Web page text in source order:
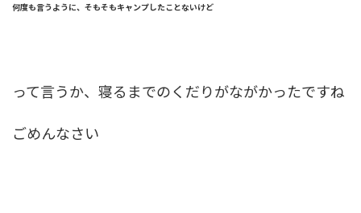
何度も言うように、そもそもキャンプしたことないけど
って言うか、寝るまでのくだりがながかったですね
ごめんなさい